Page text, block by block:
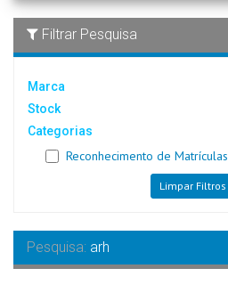
Filtrar Pesquisa
Marca
Stock
Categorias
Reconhecimento de Matrículas
Limpar Filtros
Pesquisa: arh